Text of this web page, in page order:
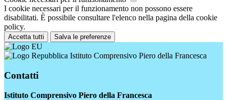
I cookie necessari per il funzionamento non possono essere
disabilitati. È possibile consultare l'elenco nella pagina della cookie
policy.
Accetta tutti Salva le preferenze
Istituto Comprensivo Piero della Francesca
Contatti
Istituto Comprensivo Piero della Francesca